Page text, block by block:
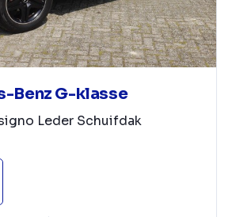
Benz G-klasse
Leder Schuifdak